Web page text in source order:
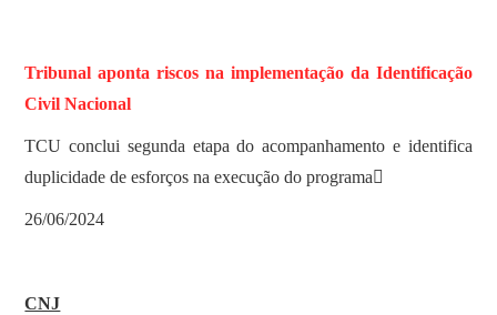
Tribunal aponta riscos na implementação da Identificação
Civil Nacional
TCU conclui segunda etapa do acompanhamento e identifica
duplicidade de esforços na execução do programa
26/06/2024
CNJ